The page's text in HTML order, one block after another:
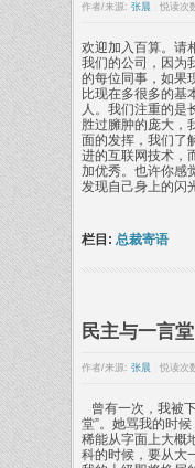
作者/来源: 张晨 悦读次
欢迎加入百算。请
我们的公司，因为
的每位同事，如果
比现在多很多的基
人。我们注重的是
胜过臃肿的庞大，
面的发挥，我们
进的互联网技术，
加优秀。也许你感
发现自己身上的闪
栏目: 总裁寄语
民主与一言堂
作者/来源: 张晨 悦读次
曾有一次，我被
堂”。她骂我的时
稀能从字面上大概
科的时候，要从大